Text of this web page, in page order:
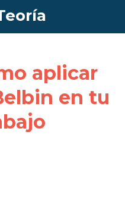
aplicar
en tu